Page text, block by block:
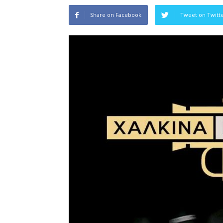
Share on Facebook Tweet on